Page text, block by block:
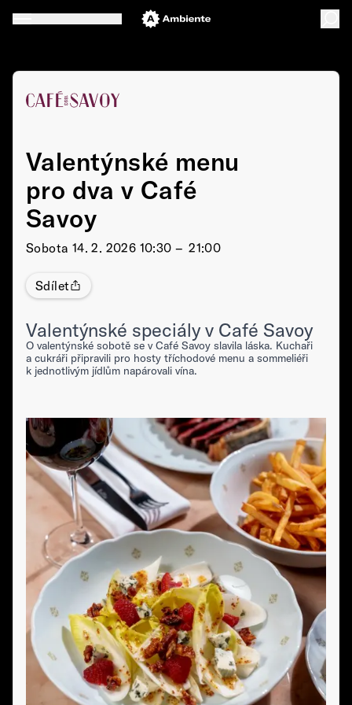
Valentýnské menu
pro dva v Café
Savoy
Sobota 14. 2. 2026 10:30 –⁠⁠⁠⁠⁠⁠ 21:00
Sdílet
Valentýnské speciály v Café Savoy
O valentýnské sobotě se v Café Savoy slavila láska. Kuchaři
a cukráři připravili pro hosty tříchodové menu a sommeliéři
k jednotlivým jídlům napárovali vína.